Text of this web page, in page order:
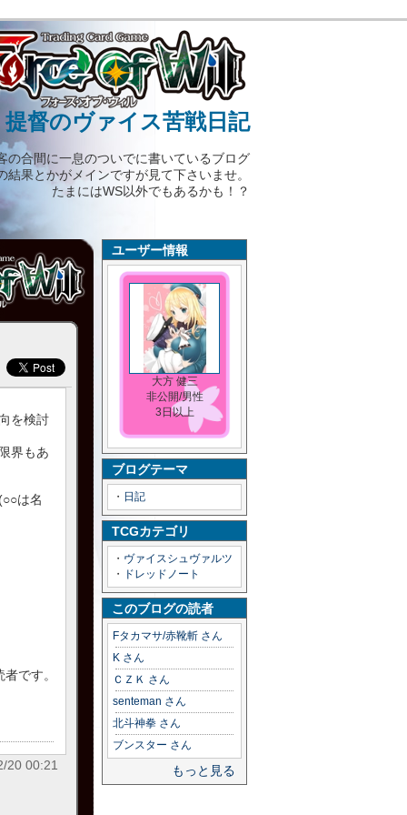
督のヴァイス苦戦日記
の合間に一息のついでに書いているブログ
結果とかがメインですが見て下さいませ。
たまにはWS以外でもあるかも！？
ユーザー情報
大方 健三
非公開/男性
3日以上
ブログテーマ
・ 日記
TCGカテゴリ
・ ヴァイスシュヴァルツ
・
ドレッドノート
このブログの読者
Fタカマサ/赤靴斬 さん
K さん
ＣＺＫ さん
senteman さん
北斗神拳 さん
ブンスター さん
もっと見る
を検討
界もあ
は名
です。
20 00:21